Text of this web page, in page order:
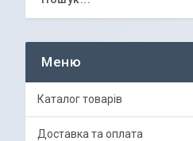
Каталог товарів
Доставка та оплата